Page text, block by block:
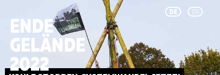
DE EN
ENDE
GELÄNDE
2022